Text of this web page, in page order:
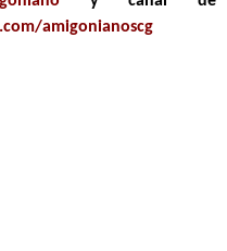
amigonianoscg